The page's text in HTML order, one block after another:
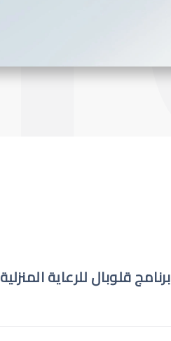
برنامج قلوبال للرعاية المنزلية